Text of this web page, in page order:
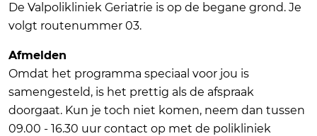
De Valpolikliniek Geriatrie is op de begane grond. Je
volgt routenummer 03.
Afmelden
Omdat het programma speciaal voor jou is
samengesteld, is het prettig als de afspraak
doorgaat. Kun je toch niet komen, neem dan tussen
09.00 - 16.30 uur contact op met de polikliniek